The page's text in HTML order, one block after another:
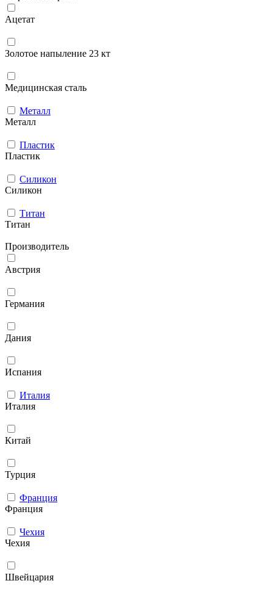
Ацетат
Золотое напыление 23 кт
Медицинская сталь
Металл
Металл
Пластик
Пластик
Силикон
Силикон
Титан
Титан
Производитель
Австрия
Германия
Дания
Испания
Италия
Италия
Китай
Турция
Франция
Франция
Чехия
Чехия
Швейцария